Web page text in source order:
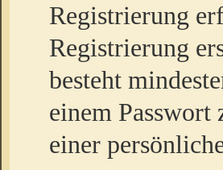
Registrierung
Registrierung
besteht
einem
einer